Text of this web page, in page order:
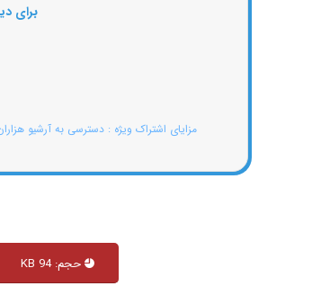
برای
مزایای اشتراک ویژه : دسترسی به آرشیو
حجم: 94 KB